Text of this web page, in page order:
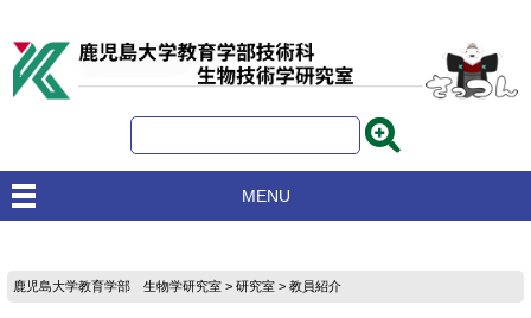
MENU
鹿児島大学教育学部 生物学研究室 >研究室 > 教員紹介